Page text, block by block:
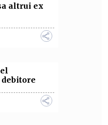
altrui ex